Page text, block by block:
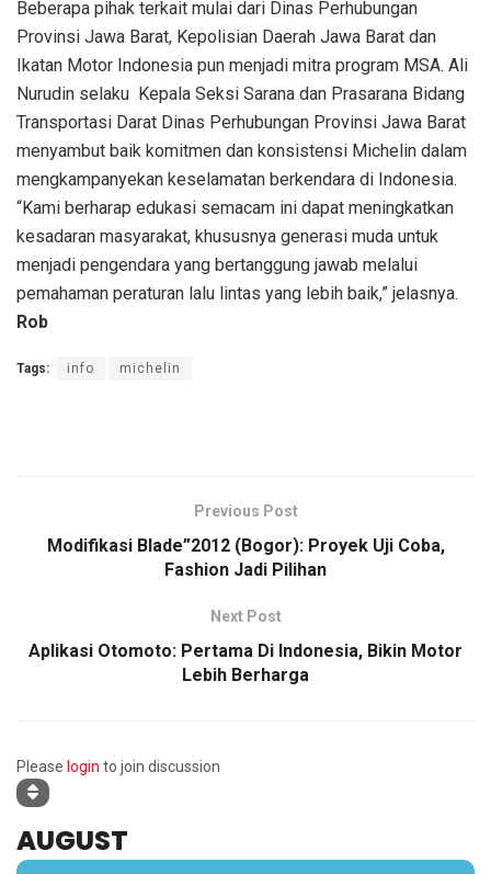
Beberapa pihak terkait mulai dari Dinas Perhubungan
Provinsi Jawa Barat, Kepolisian Daerah Jawa Barat dan
Ikatan Motor Indonesia pun menjadi mitra program MSA. Ali
Nurudin selaku Kepala Seksi Sarana dan Prasarana Bidang
Transportasi Darat Dinas Perhubungan Provinsi Jawa Barat
menyambut baik komitmen dan konsistensi Michelin dalam
mengkampanyekan keselamatan berkendara di Indonesia.
“Kami berharap edukasi semacam ini dapat meningkatkan
kesadaran masyarakat, khususnya generasi muda untuk
menjadi pengendara yang bertanggung jawab melalui
pemahaman peraturan lalu lintas yang lebih baik,” jelasnya.
Rob
Tags: info michelin
Previous Post
Modifikasi Blade”2012 (Bogor): Proyek Uji Coba,
Fashion Jadi Pilihan
Next Post
Aplikasi Otomoto: Pertama Di Indonesia, Bikin Motor
Lebih Berharga
Please login to join discussion
AUGUST